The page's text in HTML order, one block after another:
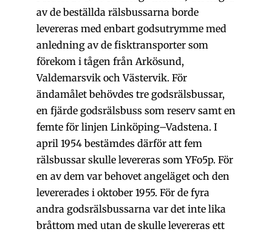
av de beställda rälsbussarna borde
levereras med enbart godsutrymme med
anledning av de fisktransporter som
förekom i tågen från Arkösund,
Valdemarsvik och Västervik. För
ändamålet behövdes tre godsrälsbussar,
en fjärde godsrälsbuss som reserv samt en
femte för linjen Linköping–Vadstena. I
april 1954 bestämdes därför att fem
rälsbussar skulle levereras som YFo5p. För
en av dem var behovet angeläget och den
levererades i oktober 1955. För de fyra
andra godsrälsbussarna var det inte lika
bråttom med utan de skulle levereras ett